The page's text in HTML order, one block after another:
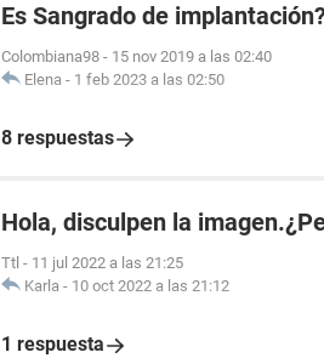
Es Sangrado de
Colombiana98 - 15 nov 2019 a las 02:40
Elena - 1 feb 2023 a las 02:50
8 respuestas
Hola, disculpen la
Ttl - 11 jul 2022 a las 21:25
Karla - 10 oct 2022 a las 21:12
1 respuesta